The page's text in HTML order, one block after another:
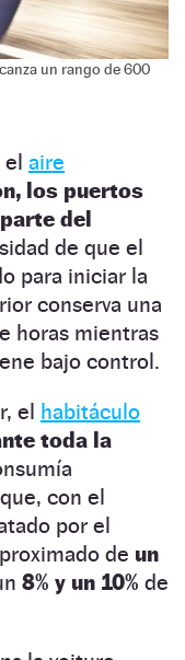
un rango de 600
el aire
los puertos
del
de que el
para iniciar la
conserva una
horas mientras
bajo control.
el habitáculo
toda la
con el
por el
de un
8% y un 10% de